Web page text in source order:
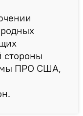
стороны
ПРО США,